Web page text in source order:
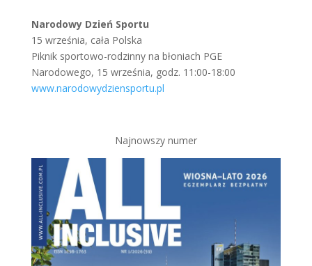
Narodowy Dzień Sportu
15 września, cała Polska
Piknik sportowo-rodzinny na błoniach PGE
Narodowego, 15 września, godz. 11:00-18:00
www.narodowydziensportu.pl
Najnowszy numer